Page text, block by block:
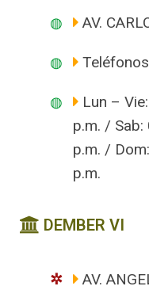
AV.
Lun –
p.m. /
p.m. /
p.m.
DEMBER VI
AV.